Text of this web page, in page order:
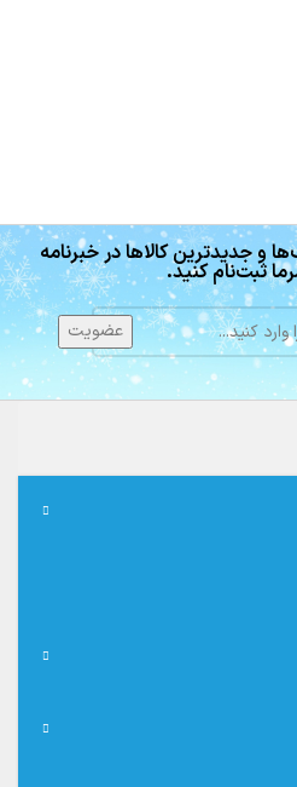
و جدیدترین کالاها در خبرنامه
ثبت‌نام کنید.